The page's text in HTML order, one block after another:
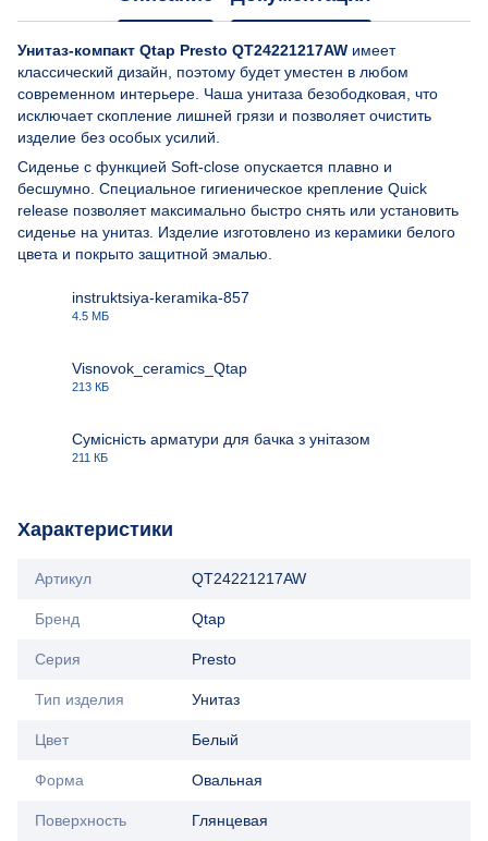
Унитаз-компакт Qtap Presto QT24221217AW имеет
классический дизайн, поэтому будет уместен в любом
современном интерьере. Чаша унитаза безободковая, что
исключает скопление лишней грязи и позволяет очистить
изделие без особых усилий.
Сиденье с функцией Soft-close опускается плавно и
бесшумно. Специальное гигиеническое крепление Quick
release позволяет максимально быстро снять или установить
сиденье на унитаз. Изделие изготовлено из керамики белого
цвета и покрыто защитной эмалью.
instruktsiya-keramika-857
4.5 МБ
Visnovok_ceramics_Qtap
213 КБ
Сумісність арматури для бачка з унітазом
211 КБ
Характеристики
Артикул QT24221217AW
Бренд Qtap
Серия Presto
Тип изделия Унитаз
Цвет Белый
Форма Овальная
Поверхность Глянцевая